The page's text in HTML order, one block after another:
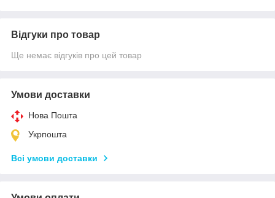
Відгуки про товар
Ще немає відгуків про цей товар
Умови доставки
Нова Пошта
Укрпошта
Всі умови доставки